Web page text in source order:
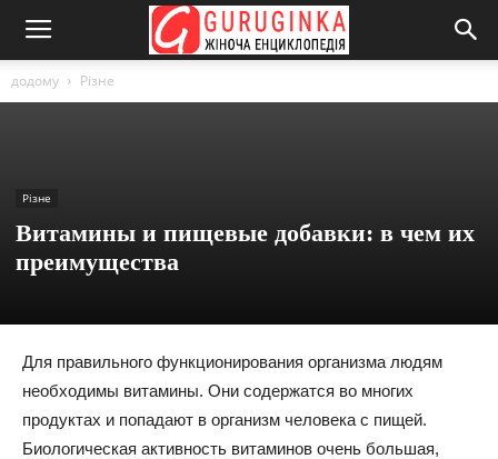
додому Різне
Різне
Витамины и пищевые добавки: в чем их
преимущества
Для правильного функционирования организма людям
необходимы витамины. Они содержатся во многих
продуктах и попадают в организм человека с пищей.
Биологическая активность витаминов очень большая,